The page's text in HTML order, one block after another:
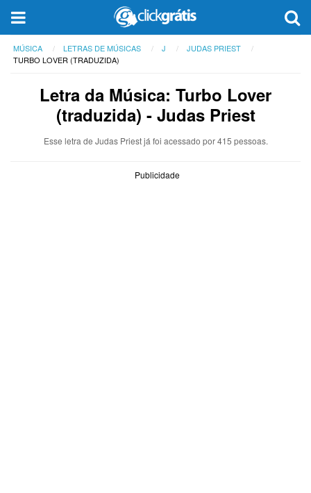
MÚSICA LETRAS DE MÚSICAS J
JUDAS PRIEST
TURBO LOVER (TRADUZIDA)
Letra da Música: Turbo Lover
(traduzida) - Judas Priest
Esse letra de Judas Priest já foi acessado por 415 pessoas.
Publicidade